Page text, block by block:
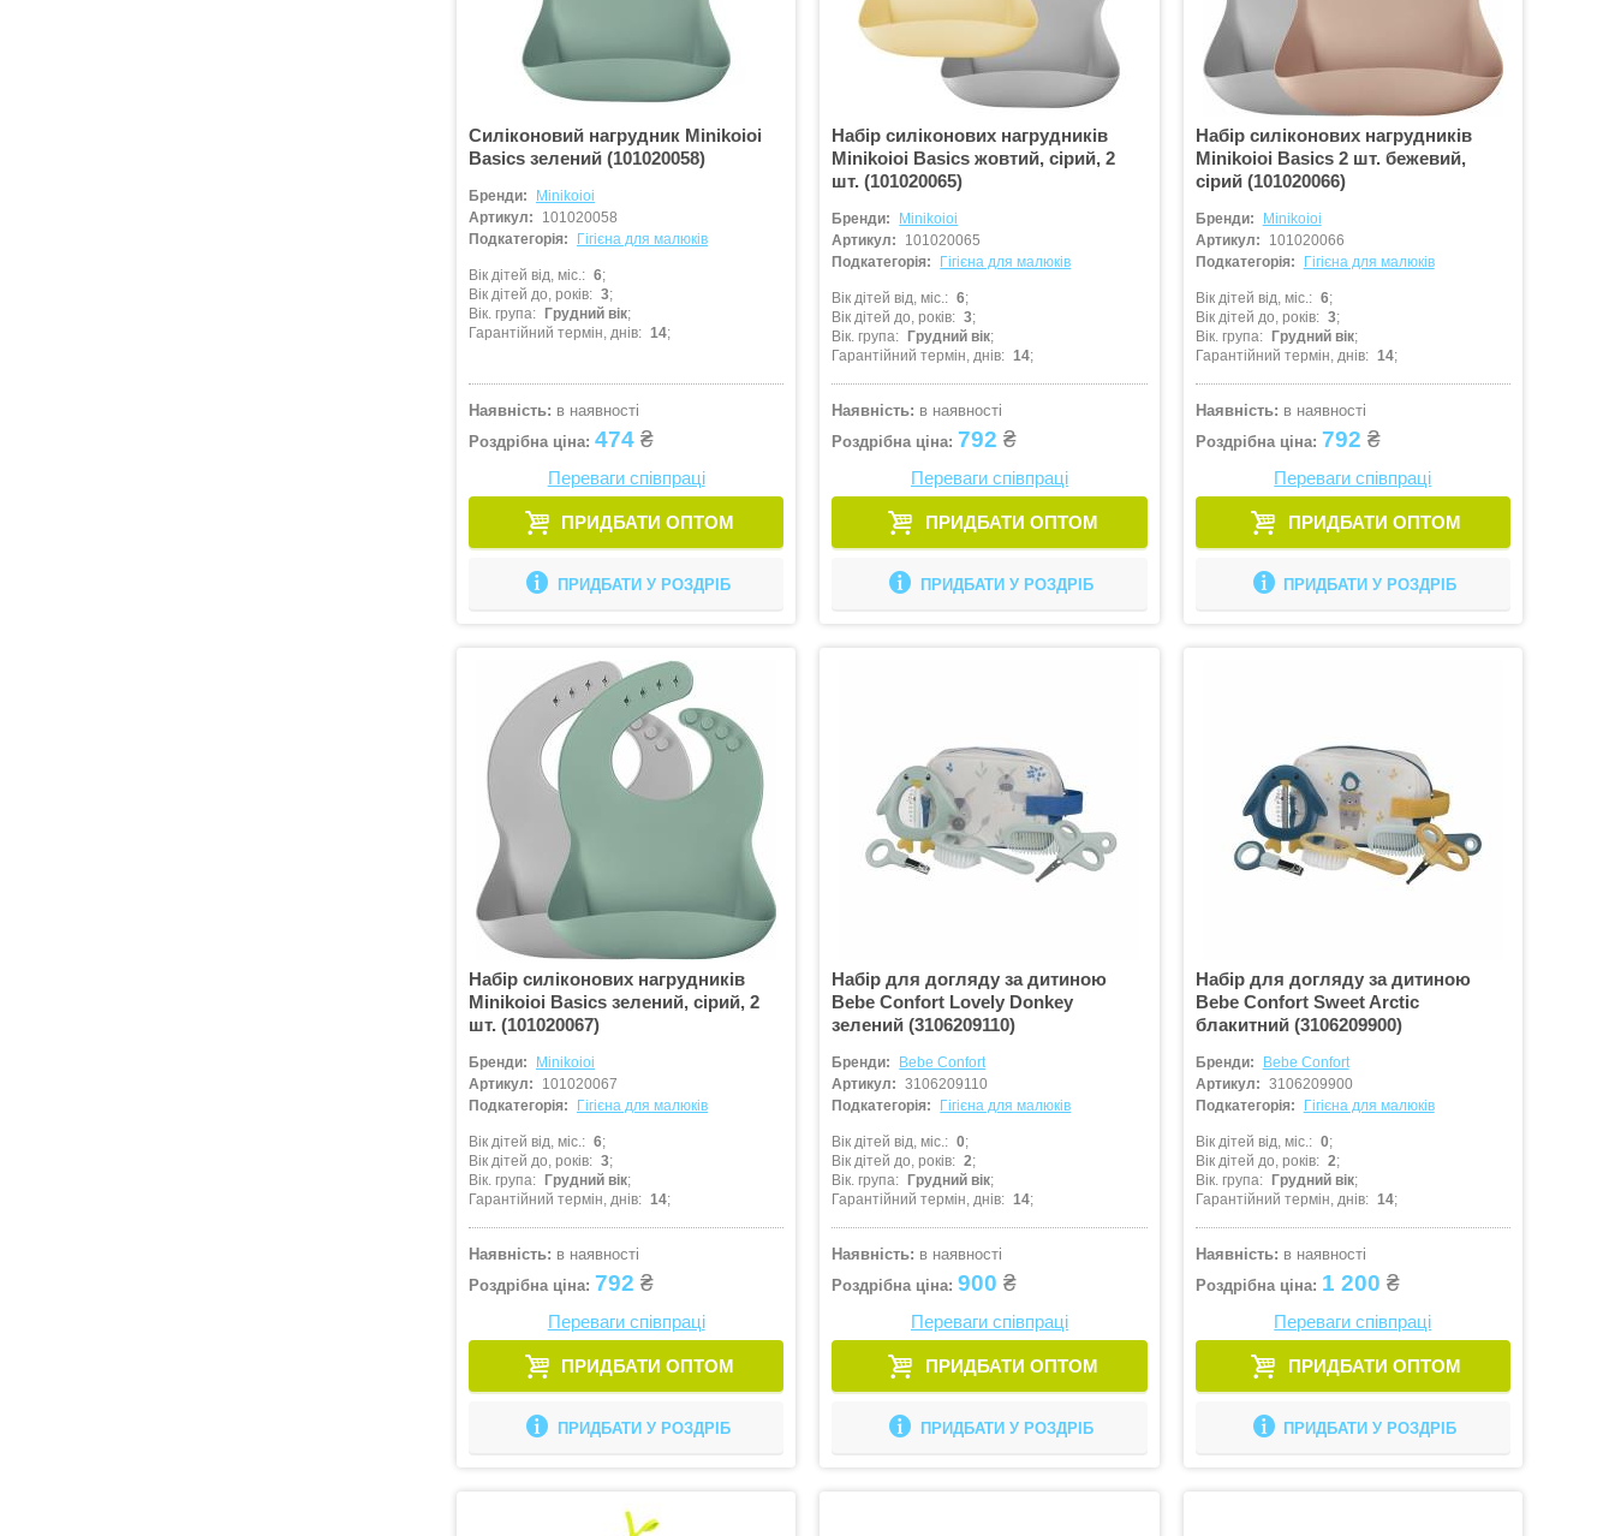
Силіконовий нагрудник Minikoioi
Basics зелений (101020058)
Бренди:
Minikoioi
Артикул:
101020058
Подкатегорія:
Гігієна для малюків
Вік дітей від, міс.
6
Вік дітей до, років
3
Вік. група
Грудний вік
Гарантійний термін, днів
14
Наявність: в наявності
Роздрібна ціна: 474 ₴
Переваги співпраці
ПРИДБАТИ ОПТОМ
ПРИДБАТИ У РОЗДРІБ
Набір силіконових нагрудників
Minikoioi Basics жовтий, сірий, 2
шт. (101020065)
Бренди:
Minikoioi
Артикул:
101020065
Подкатегорія:
Гігієна для малюків
Вік дітей від, міс.
6
Вік дітей до, років
3
Вік. група
Грудний вік
Гарантійний термін, днів
14
Наявність: в наявності
Роздрібна ціна: 792 ₴
Переваги співпраці
ПРИДБАТИ ОПТОМ
ПРИДБАТИ У РОЗДРІБ
Набір силіконових нагрудників
Minikoioi Basics 2 шт. бежевий,
сірий (101020066)
Бренди:
Minikoioi
Артикул:
101020066
Подкатегорія:
Гігієна для малюків
Вік дітей від, міс.
6
Вік дітей до, років
3
Вік. група
Грудний вік
Гарантійний термін, днів
14
Наявність: в наявності
Роздрібна ціна: 792 ₴
Переваги співпраці
ПРИДБАТИ ОПТОМ
ПРИДБАТИ У РОЗДРІБ
Набір силіконових нагрудників
Minikoioi Basics зелений, сірий, 2
шт. (101020067)
Бренди:
Minikoioi
Артикул:
101020067
Подкатегорія:
Гігієна для малюків
Вік дітей від, міс.
6
Вік дітей до, років
3
Вік. група
Грудний вік
Гарантійний термін, днів
14
Наявність: в наявності
Роздрібна ціна: 792 ₴
Переваги співпраці
ПРИДБАТИ ОПТОМ
ПРИДБАТИ У РОЗДРІБ
Набір для догляду за дитиною
Bebe Confort Lovely Donkey
зелений (3106209110)
Бренди:
Bebe Confort
Артикул: 3106209110
Подкатегорія:
Гігієна для малюків
Вік дітей від, міс.
0
Вік дітей до, років
2
Вік. група
Грудний вік
Гарантійний термін, днів
14
Наявність: в наявності
Роздрібна ціна: 900 ₴
Переваги співпраці
ПРИДБАТИ ОПТОМ
ПРИДБАТИ У РОЗДРІБ
Набір для догляду за дитиною
Bebe Confort Sweet Arctic
блакитний (3106209900)
Бренди:
Bebe Confort
Артикул: 3106209900
Подкатегорія:
Гігієна для малюків
Вік дітей від, міс.
0
Вік дітей до, років
2
Вік. група
Грудний вік
Гарантійний термін, днів
14
Наявність: в наявності
Роздрібна ціна: 1 200 ₴
Переваги співпраці
ПРИДБАТИ ОПТОМ
ПРИДБАТИ У РОЗДРІБ